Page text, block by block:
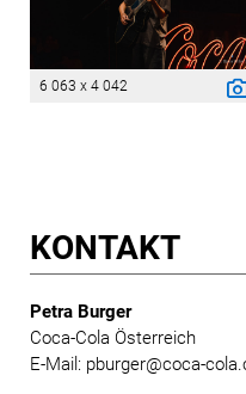
6 063 x 4 042
KONTAKT
Petra Burger
Coca-Cola Österreich
E-Mail: pburger@coca-